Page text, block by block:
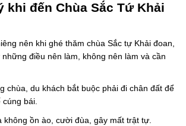
khi đến Chùa Sắc Tứ Khải
nên khi ghé thăm chùa Sắc tự Khải đoan,
điều nên làm, không nên làm và cần
chùa, du khách bắt buộc phải đi chân đất để
bái.
không ồn ào, cười đùa, gây mất trật tự.